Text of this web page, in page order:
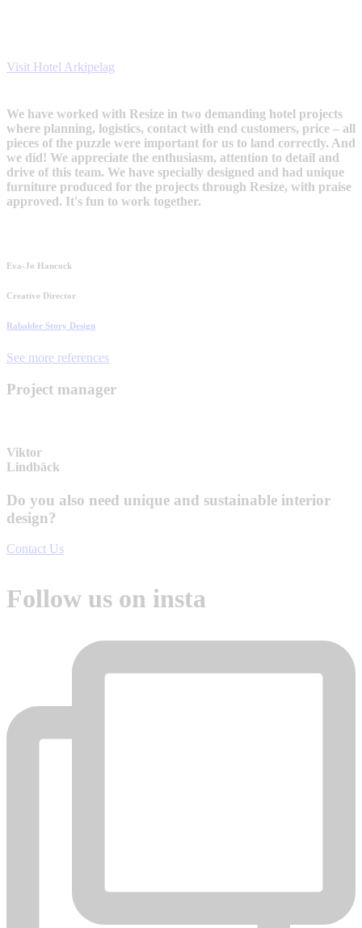
Visit Hotel Arkipelag
We have worked with Resize in two demanding hotel projects
where planning, logistics, contact with end customers, price – all
pieces of the puzzle were important for us to land correctly. And
we did! We appreciate the enthusiasm, attention to detail and
drive of this team. We have specially designed and had unique
furniture produced for the projects through Resize, with praise
approved. It's fun to work together.
Eva-Jo Hancock
Creative Director
Rabalder Story Design
See more references
Project manager
Viktor
Lindbäck
Do you also need unique and sustainable interior
design?
Contact Us
Follow us on insta